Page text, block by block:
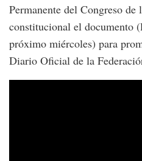
Permanente del Congreso de
constitucional el documento
próximo miércoles) para
Diario Oficial de la